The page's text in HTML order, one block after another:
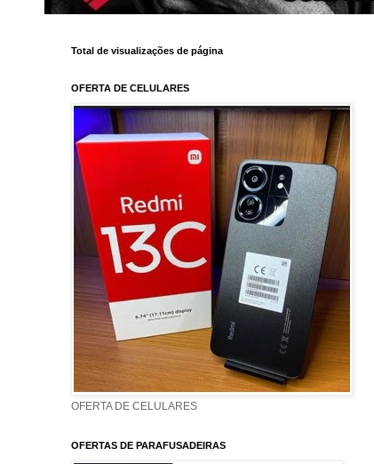
Total de visualizações de página
OFERTA DE CELULARES
OFERTA DE CELULARES
OFERTAS DE PARAFUSADEIRAS